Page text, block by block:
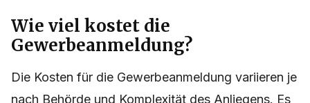
Wie viel kostet die
Gewerbeanmeldung?
Die Kosten für die Gewerbeanmeldung variieren je
nach Behörde und Komplexität des Anliegens. Es